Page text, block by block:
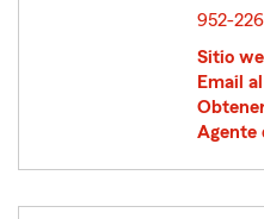
952-
Sitio
Email
Agente